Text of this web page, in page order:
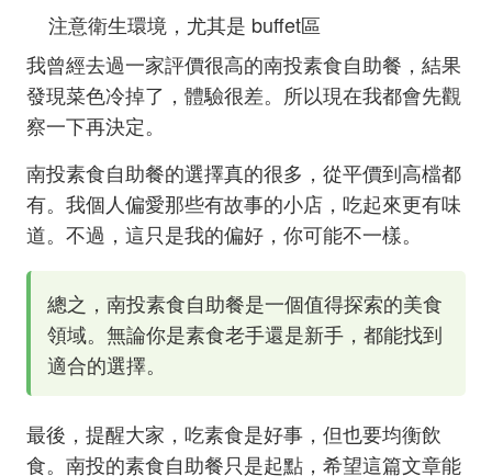
注意衛生環境，尤其是 buffet區
我曾經去過一家評價很高的南投素食自助餐，結果
發現菜色冷掉了，體驗很差。所以現在我都會先觀
察一下再決定。
南投素食自助餐的選擇真的很多，從平價到高檔都
有。我個人偏愛那些有故事的小店，吃起來更有味
道。不過，這只是我的偏好，你可能不一樣。
總之，南投素食自助餐是一個值得探索的美食
領域。無論你是素食老手還是新手，都能找到
適合的選擇。
最後，提醒大家，吃素食是好事，但也要均衡飲
食。南投的素食自助餐只是起點，希望這篇文章能